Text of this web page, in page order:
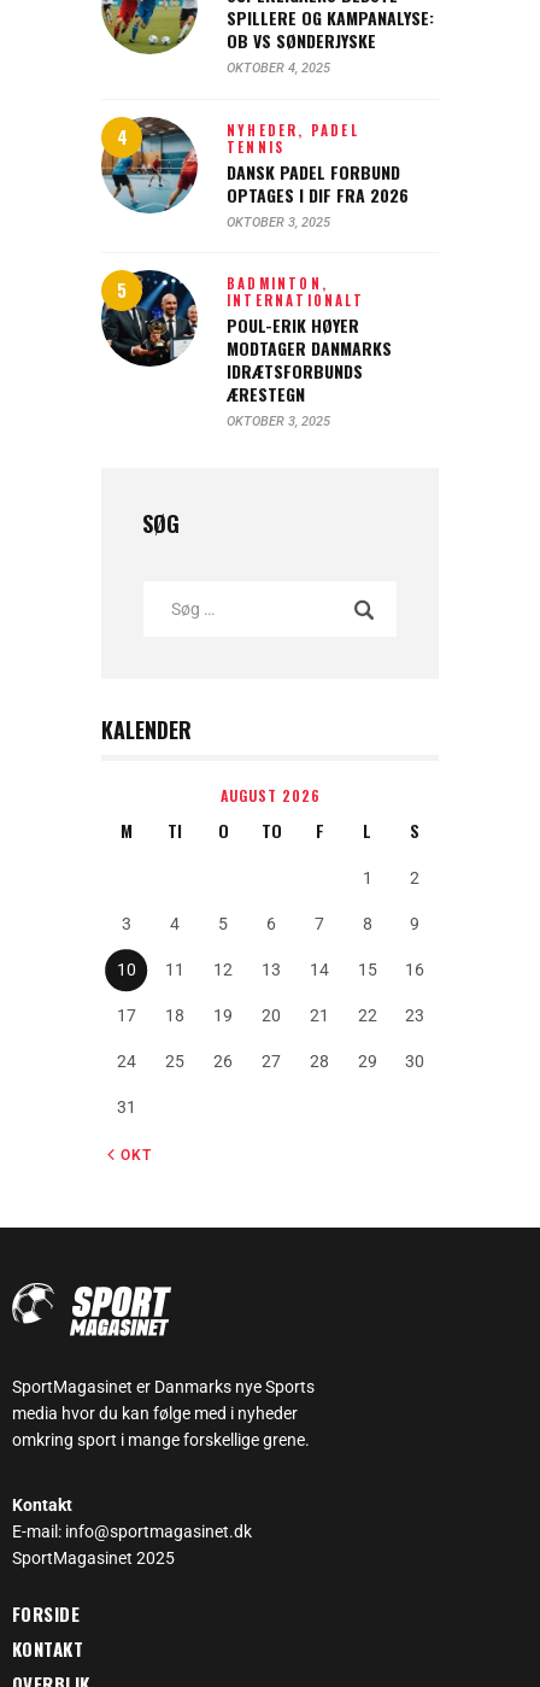
SPILLERE OG KAMPANALYSE:
OB VS SØNDERJYSKE
OKTOBER 4, 2025
NYHEDER, PADEL
TENNIS
DANSK PADEL FORBUND
OPTAGES I DIF FRA 2026
OKTOBER 3, 2025
BADMINTON,
INTERNATIONALT
POUL-ERIK HØYER
MODTAGER DANMARKS
IDRÆTSFORBUNDS
ÆRESTEGN
OKTOBER 3, 2025
SØG
KALENDER
AUGUST 2026
M TI O TO F L S
1 2
3 4 5 6 7 8 9
10 11 12 13 14 15 16
17 18 19 20 21 22 23
24 25 26 27 28 29 30
31
« OKT
SportMagasinet er Danmarks nye Sports
media hvor du kan følge med i nyheder
omkring sport i mange forskellige grene.
Kontakt
E-mail: info@sportmagasinet.dk
SportMagasinet 2025
FORSIDE
KONTAKT